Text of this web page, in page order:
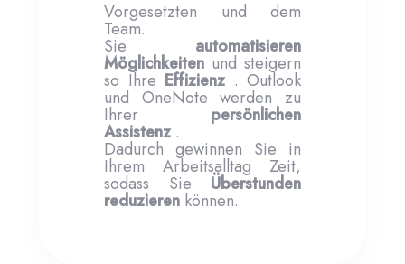
Vorgesetzten und dem
Team.
Sie automatisieren
Möglichkeiten und steigern
so Ihre Effizienz . Outlook
und OneNote werden zu
Ihrer persönlichen
Assistenz .
Dadurch gewinnen Sie in
Ihrem Arbeitsalltag Zeit,
sodass Sie Überstunden
reduzieren können.